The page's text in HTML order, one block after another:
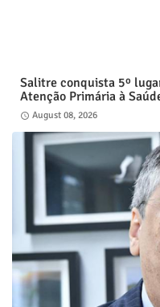
Salitre conquista 5º
Atenção Primária à
August 08, 2026